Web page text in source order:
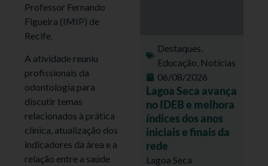
Professor Fernando
Figueira (IMIP) de
Recife.
A atividade reuniu
profissionais da
odontologia para
discutir temas
relacionados à prática
clínica, atualização dos
indicadores da área e a
relação entre a saúde
Destaques,
Educação, Notícias
06/08/2026
Lagoa Seca avança
no IDEB e melhora
índices dos anos
iniciais e finais da
rede
Lagoa Seca